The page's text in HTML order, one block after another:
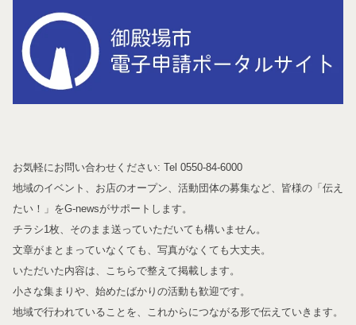
お気軽にお問い合わせください: Tel 0550-84-6000
地域のイベント、お店のオープン、活動団体の募集など、皆様の「伝え
たい！」をG-newsがサポートします。
チラシ1枚、そのまま送っていただいても構いません。
文章がまとまっていなくても、写真がなくても大丈夫。
いただいた内容は、こちらで整えて掲載します。
小さな集まりや、始めたばかりの活動も歓迎です。
地域で行われていることを、これからにつながる形で伝えていきます。